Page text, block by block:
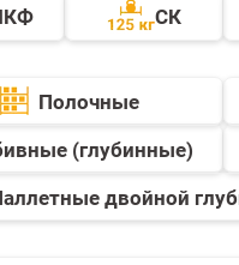
СК
Полочные
(глубинные)
двойной